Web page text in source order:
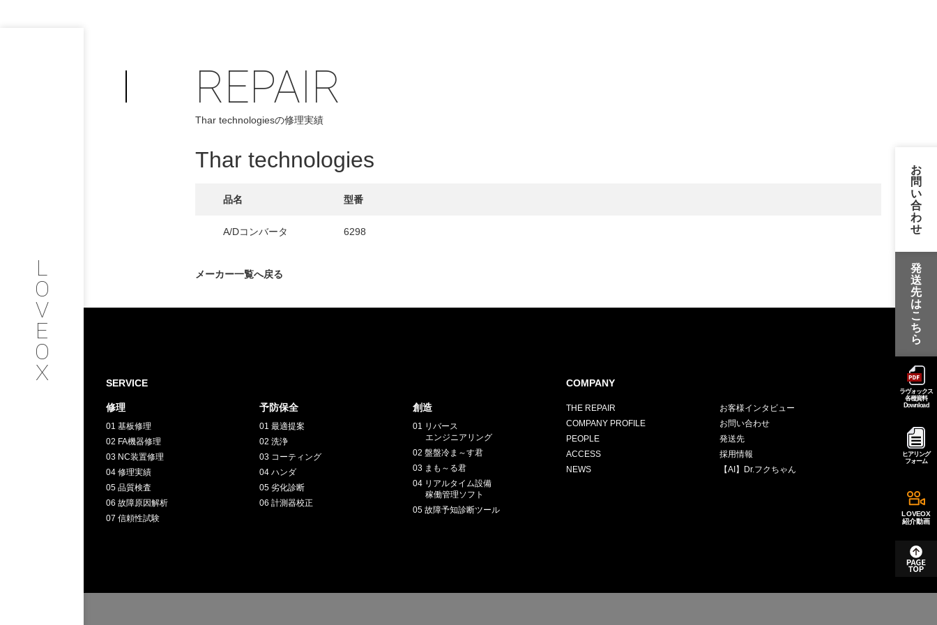
L
O
V
E
O
X
PHILOSOPHY
フィロソフィー
COMPANY
PROFILE
SERVICE
INTERVIEW
お客様インタビュー
RECRUIT
採用情報
CHALLENGE
お問い合わせ / 発送先
お
問
い
合
わ
せ
発
送
先
は
こ
ち
ら
ラヴォックス
各種資料
Download
ヒアリング
フォーム
LOVEOX
紹介動画
REPAIR
Thar technologiesの修理実績
Thar technologies
品名 型番
A/Dコンバータ 6298
メーカー一覧へ戻る
SERVICE
修理
01 基板修理
02 FA機器修理
03 NC装置修理
04 修理実績
05 品質検査
06 故障原因解析
07 信頼性試験
予防保全
01 最適提案
02 洗浄
03 コーティング
04 ハンダ
05 劣化診断
06 計測器校正
創造
01 リバース
エンジニアリング
02 盤盤冷ま～す君
03 まも～る君
04 リアルタイム設備
稼働管理ソフト
05 故障予知診断ツール
COMPANY
THE REPAIR
COMPANY PROFILE
PEOPLE
ACCESS
NEWS
お客様インタビュー
お問い合わせ
発送先
採用情報
【AI】Dr.フクちゃん